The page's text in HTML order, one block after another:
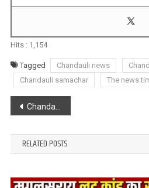
Hits : 1,154
Tagged Chandauli news
Chandauli samachar
The news
Post
navigation
Chandauli : कई वर्षों से गढ्ढों में तब्दील है सड़क, ग्रामीणों को झेलनी पड़ रही परेशानी
RELATED POSTS